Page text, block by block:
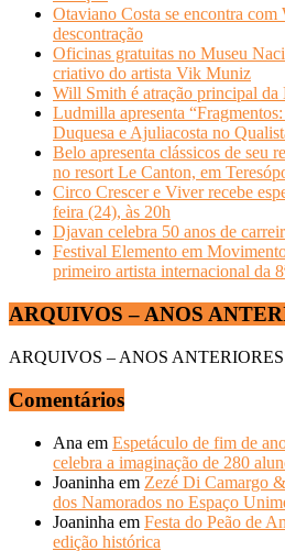
Otaviano Costa se encontra
descontração
Oficinas gratuitas no Museu
criativo do artista Vik Muniz
Will Smith é atração principal
Ludmilla apresenta
Duquesa e Ajuliacosta no
Belo apresenta clássicos de seu
no resort Le Canton, em
Circo Crescer e Viver recebe
feira (24), às 20h
Djavan celebra 50 anos de
Festival Elemento em
primeiro artista internacional da
ARQUIVOS – ANOS
ARQUIVOS – ANOS ANTERIORES
Comentários
Ana em Espetáculo de fim de
celebra a imaginação de 280
Joaninha em Zezé Di Camargo
dos Namorados no Espaço
Joaninha em Festa do Peão de
edição histórica